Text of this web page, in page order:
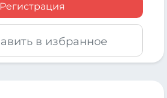
Регистрация
в избранное